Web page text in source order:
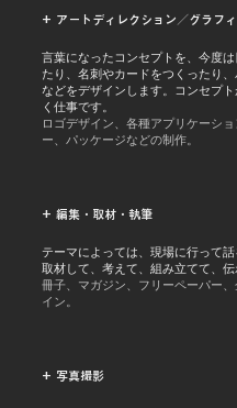
+ アートディレクション／グラフ
言葉になったコンセプトを、今度
たり、名刺やカードをつくったり
などをデザインします。コンセプ
く仕事です。
ロゴデザイン、各種アプリケーシ
ー、パッケージなどの制作。
+ 編集・取材・執筆
テーマによっては、現場に行って
取材して、考えて、組み立てて、伝
冊子、マガジン、フリーペーパー
イン。
+ 写真撮影